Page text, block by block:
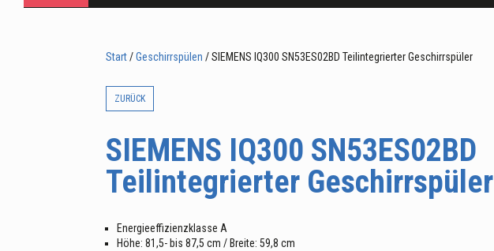
Start/Geschirrspülen / SIEMENS IQ300 SN53ES02BD Teilintegrierter Geschirrspüler
ZURÜCK
SIEMENS IQ300 SN53ES02BD
Teilintegrierter Geschirrspüler
Energieeffizienzklasse A
Höhe: 81,5- bis 87,5 cm / Breite: 59,8 cm